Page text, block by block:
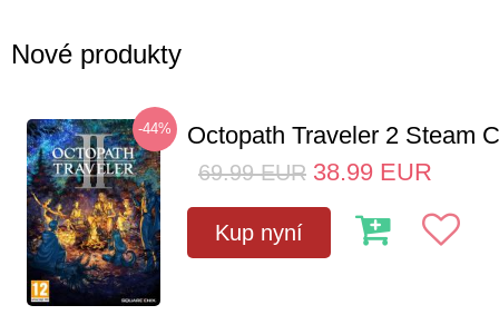
Nové produkty
-44% Octopath Traveler 2 Steam
69.99 EUR 38.99 EUR
Kup nyní